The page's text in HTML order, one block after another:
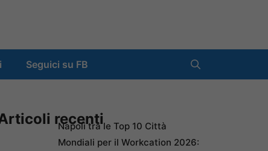
Seguici su FB
recenti
Napoli tra le Top 10 Città
Mondiali per il Workcation 2026: